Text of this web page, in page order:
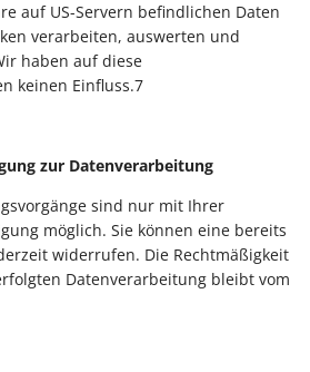
auf US-Servern befindlichen Daten
verarbeiten, auswerten und
haben auf diese
keinen Einfluss.7
zur Datenverarbeitung
sind nur mit Ihrer
möglich. Sie können eine bereits
widerrufen. Die Rechtmäßigkeit
Datenverarbeitung bleibt vom